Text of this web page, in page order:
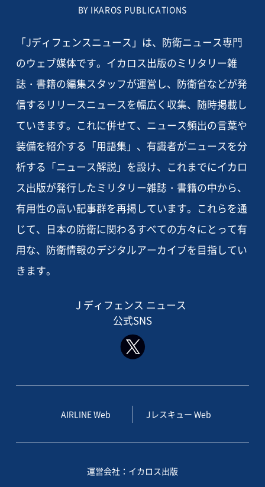
BY IKAROS PUBLICATIONS
「Jディフェンスニュース」は、防衛ニュース専門
のウェブ媒体です。イカロス出版のミリタリー雑
誌・書籍の編集スタッフが運営し、防衛省などが発
信するリリースニュースを幅広く収集、随時掲載し
ていきます。これに併せて、ニュース頻出の言葉や
装備を紹介する「用語集」、有識者がニュースを分
析する「ニュース解説」を設け、これまでにイカロ
ス出版が発行したミリタリー雑誌・書籍の中から、
有用性の高い記事群を再掲しています。これらを通
じて、日本の防衛に関わるすべての方々にとって有
用な、防衛情報のデジタルアーカイブを目指してい
きます。
J ディフェンス ニュース
公式SNS
AIRLINE Web Jレスキュー Web
運営会社：イカロス出版